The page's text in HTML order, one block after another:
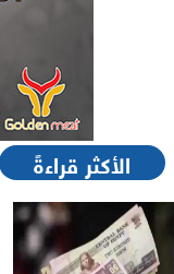
الأكثر قراءةً